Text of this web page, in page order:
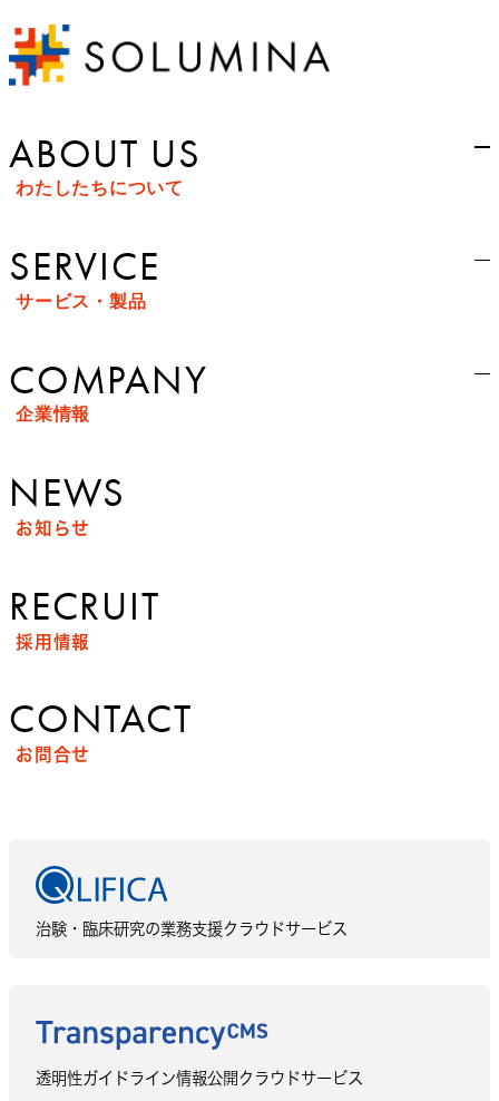
ABOUT US
わたしたちについて
SERVICE
サービス・製品
COMPANY
企業情報
NEWS
お知らせ
RECRUIT
採用情報
CONTACT
お問合せ
治験・臨床研究の業務支援クラウドサービス
透明性ガイドライン情報公開クラウドサービス